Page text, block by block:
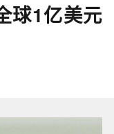
球1亿美元